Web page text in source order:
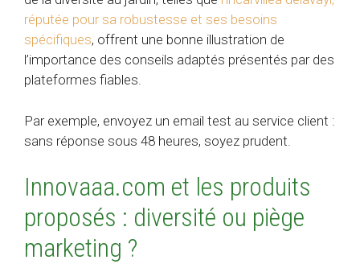
réputée pour sa robustesse et ses besoins
spécifiques, offrent une bonne illustration de
l’importance des conseils adaptés présentés par des
plateformes fiables.
Par exemple, envoyez un email test au service client :
sans réponse sous 48 heures, soyez prudent.
Innovaaa.com et les produits
proposés : diversité ou piège
marketing ?